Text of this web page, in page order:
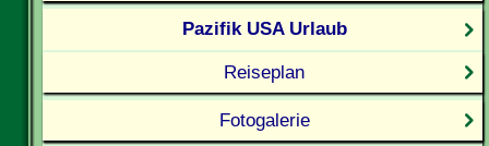
Pazifik USA Urlaub
Reiseplan
Fotogalerie